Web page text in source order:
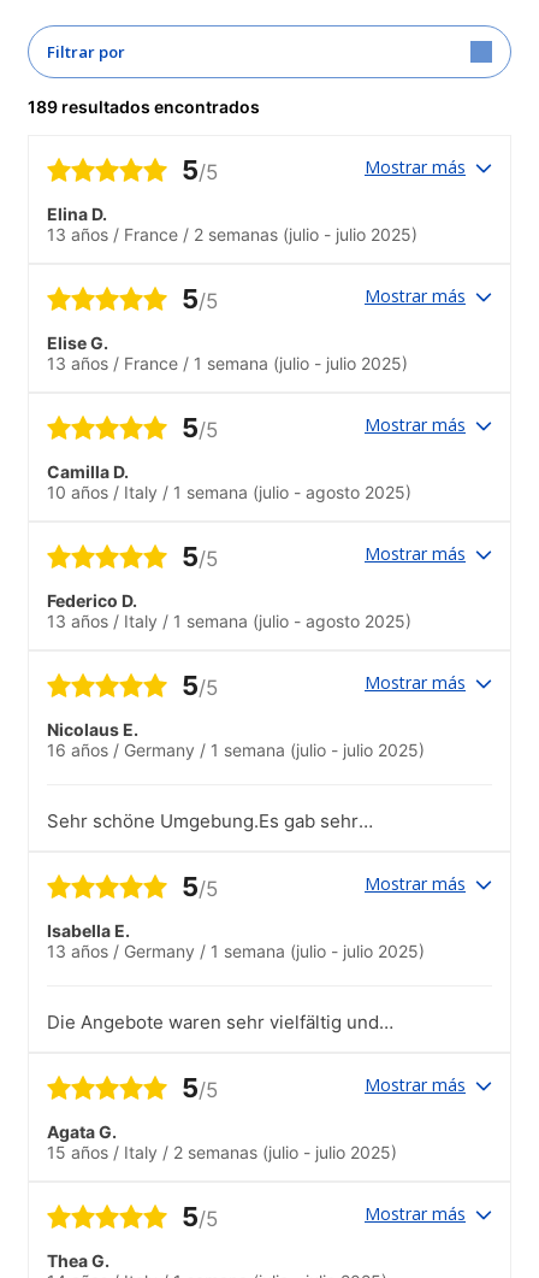
Filtrar por
189 resultados encontrados
5/5 Mostrar más
Elina D.
13 años / France / 2 semanas (julio - julio 2025)
5/5 Mostrar más
Elise G.
13 años / France / 1 semana (julio - julio 2025)
5/5 Mostrar más
Camilla D.
10 años / Italy / 1 semana (julio - agosto 2025)
5/5 Mostrar más
Federico D.
13 años / Italy / 1 semana (julio - agosto 2025)
5/5 Mostrar más
Nicolaus E.
16 años / Germany / 1 semana (julio - julio 2025)
Sehr schöne Umgebung.Es gab sehr
5/5 Mostrar más
Isabella E.
13 años / Germany / 1 semana (julio - julio 2025)
Die Angebote waren sehr vielfältig und
5/5 Mostrar más
Agata G.
15 años / Italy / 2 semanas (julio - julio 2025)
5/5 Mostrar más
Thea G.